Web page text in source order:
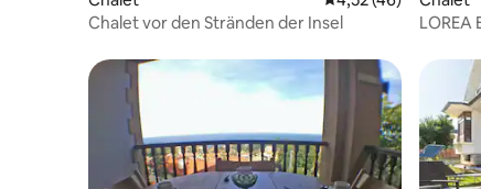
Chalet vor den Stränden der Insel
LOREA